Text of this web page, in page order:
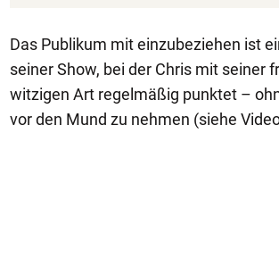
Das Publikum mit einzubeziehen ist
seiner Show, bei der Chris mit seiner
witzigen Art regelmäßig punktet –
vor den Mund zu nehmen (siehe